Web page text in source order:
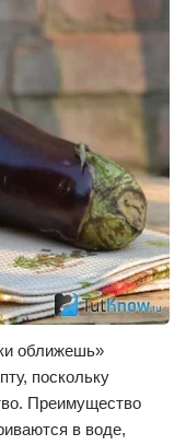
оближешь»
поскольку
Преимущество
в воде,